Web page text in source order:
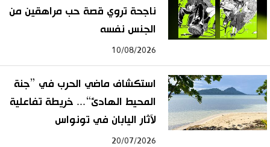
ناجحة تروي قصة حب مراهقين من
الجنس نفسه
10/08/2026
استكشاف ماضي الحرب في ”جنة
المحيط الهادئ“... خريطة تفاعلية
لآثار اليابان في تونواس
20/07/2026